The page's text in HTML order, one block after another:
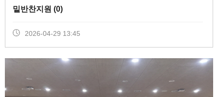
밑반찬지원 (0)
2026-04-29 13:45